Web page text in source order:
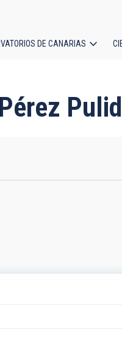
DE CANARIAS